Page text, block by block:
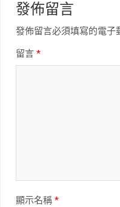
發佈留言
發佈留言必須填寫的電子
留言*
顯示名稱*